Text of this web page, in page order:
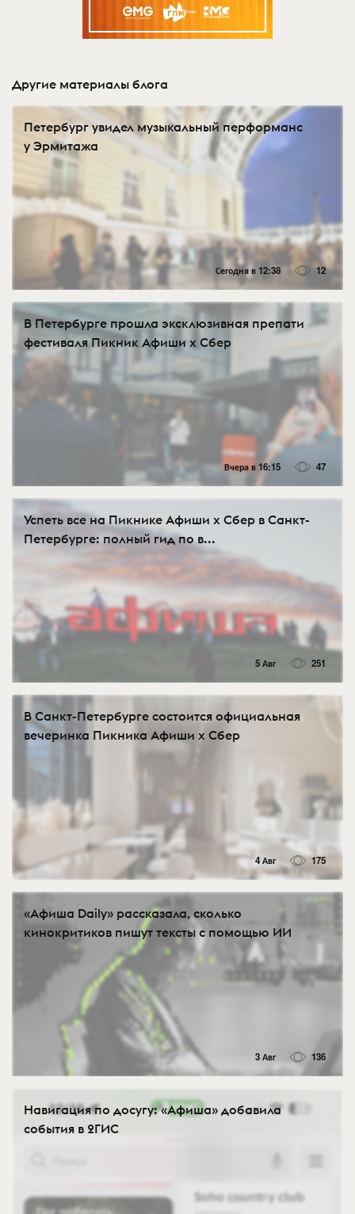
Другие материалы блога
Петербург увидел музыкальный перформанс
у Эрмитажа
Сегодня в 12:38 12
В Петербурге прошла эксклюзивная препати
фестиваля Пикник Афиши х Сбер
Вчера в 16:15 47
Успеть все на Пикнике Афиши x Сбер в Санкт-
Петербурге: полный гид по в...
5 Авг 251
В Санкт-Петербурге состоится официальная
вечеринка Пикника Афиши x Сбер
4 Авг 175
«Афиша Daily» рассказала, сколько
кинокритиков пишут тексты с помощью ИИ
3 Авг 136
Навигация по досугу: «Афиша» добавила
события в 2ГИС